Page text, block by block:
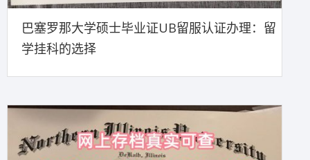
巴塞罗那大学硕士毕业证UB留服认证办理：留
学挂科的选择